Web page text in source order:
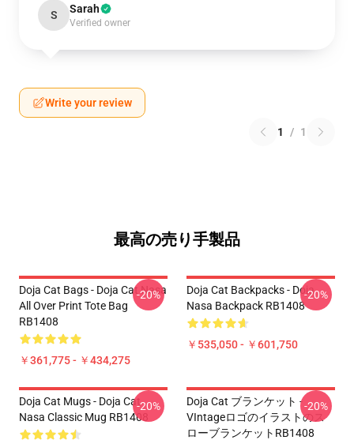
S Sarah
Verified owner
Write your review
1 / 1
最高の売り手製品
Doja Cat Bags - Doja Cat Nasa
All Over Print Tote Bag
RB1408
￥361,775 - ￥434,275
-20%
Doja Cat Backpacks - Doja
Nasa Backpack RB1408
￥535,050 - ￥601,750
-20%
Doja Cat Mugs - Doja Cat
Nasa Classic Mug RB1408
-20%
Doja Cat ブランケット -
VIntageロゴのイラストのス
ローブランケットRB1408
-20%